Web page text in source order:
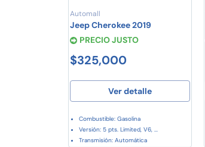
Automall
Jeep Cherokee 2019
PRECIO JUSTO
$325,000
Ver detalle
Combustible: Gasolina
Versión: 5 pts. Limited, V6, ...
Transmisión: Automática